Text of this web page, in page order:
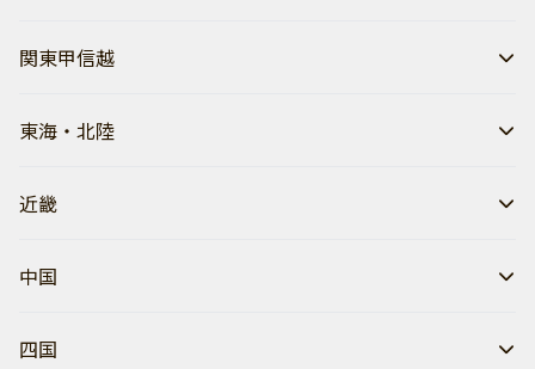
関東甲信越
東海・北陸
近畿
中国
四国